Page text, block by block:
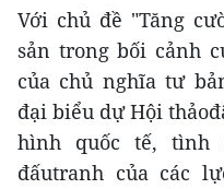
Với chủ đề "Tăng
sản trong bối cảnh
của chủ nghĩa tư
đại biểu dự Hội
hình quốc tế, tình
đấutranh của các